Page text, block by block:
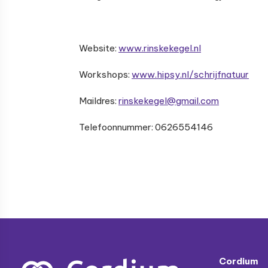
Website: www.rinskekegel.nl
Workshops: www.hipsy.nl/schrijfnatuur
Maildres: rinskekegel@gmail.com
Telefoonnummer: 0626554146
Footer Cordium